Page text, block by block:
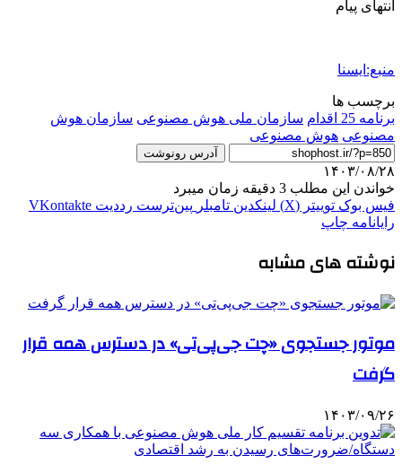
انتهای پیام
منبع:ایسنا
برچسب ها
برنامه 25 اقدام
سازمان ملی هوش مصنوعی سازمان هوش
مصنوعی هوش مصنوعی
آدرس رونوشت
۱۴۰۳/۰۸/۲۸
خواندن این مطلب 3 دقیقه زمان میبرد
فیس بوک توییتر (X) لینکدین ‫تامبلر ‫پین‌ترست ‫رددیت ‫VKontakte
رایانامه چاپ
نوشته های مشابه
موتور جستجوی «چت جی‌پی‌تی» در دسترس همه قرار
گرفت
۱۴۰۳/۰۹/۲۶